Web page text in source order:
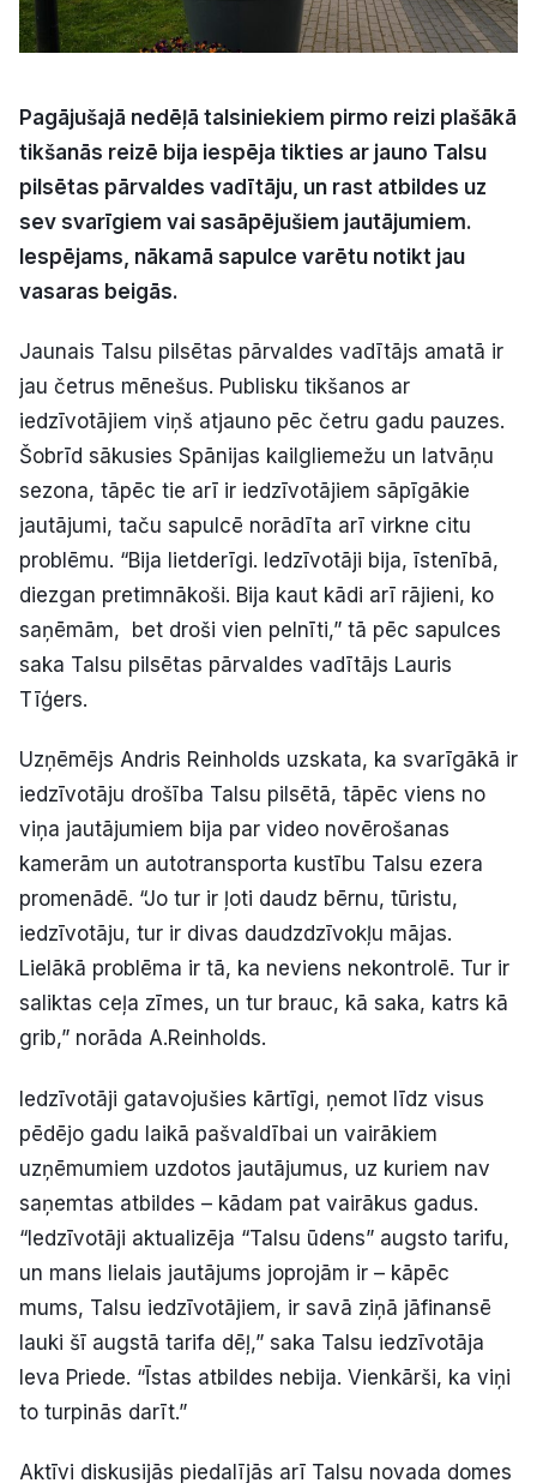
Sludinājumi
Pasākumi
Politiskā reklāma
Par mums
Kontakti
Ziņo redakcijai
Facebook Instagram YouTube
Pagājušajā nedēļā talsiniekiem pirmo reizi plašākā
tikšanās reizē bija iespēja tikties ar jauno Talsu
pilsētas pārvaldes vadītāju, un rast atbildes uz
sev svarīgiem vai sasāpējušiem jautājumiem.
Iespējams, nākamā sapulce varētu notikt jau
vasaras beigās.
Jaunais Talsu pilsētas pārvaldes vadītājs amatā ir
jau četrus mēnešus. Publisku tikšanos ar
iedzīvotājiem viņš atjauno pēc četru gadu pauzes.
Šobrīd sākusies Spānijas kailgliemežu un latvāņu
sezona, tāpēc tie arī ir iedzīvotājiem sāpīgākie
jautājumi, taču sapulcē norādīta arī virkne citu
problēmu. “Bija lietderīgi. Iedzīvotāji bija, īstenībā,
diezgan pretimnākoši. Bija kaut kādi arī rājieni, ko
saņēmām, bet droši vien pelnīti,” tā pēc sapulces
saka Talsu pilsētas pārvaldes vadītājs Lauris
Tīģers.
Uzņēmējs Andris Reinholds uzskata, ka svarīgākā ir
iedzīvotāju drošība Talsu pilsētā, tāpēc viens no
viņa jautājumiem bija par video novērošanas
kamerām un autotransporta kustību Talsu ezera
promenādē. “Jo tur ir ļoti daudz bērnu, tūristu,
iedzīvotāju, tur ir divas daudzdzīvokļu mājas.
Lielākā problēma ir tā, ka neviens nekontrolē. Tur ir
saliktas ceļa zīmes, un tur brauc, kā saka, katrs kā
grib,” norāda A.Reinholds.
Iedzīvotāji gatavojušies kārtīgi, ņemot līdz visus
pēdējo gadu laikā pašvaldībai un vairākiem
uzņēmumiem uzdotos jautājumus, uz kuriem nav
saņemtas atbildes – kādam pat vairākus gadus.
“Iedzīvotāji aktualizēja “Talsu ūdens” augsto tarifu,
un mans lielais jautājums joprojām ir – kāpēc
mums, Talsu iedzīvotājiem, ir savā ziņā jāfinansē
lauki šī augstā tarifa dēļ,” saka Talsu iedzīvotāja
Ieva Priede. “Īstas atbildes nebija. Vienkārši, ka viņi
to turpinās darīt.”
Aktīvi diskusijās piedalījās arī Talsu novada domes